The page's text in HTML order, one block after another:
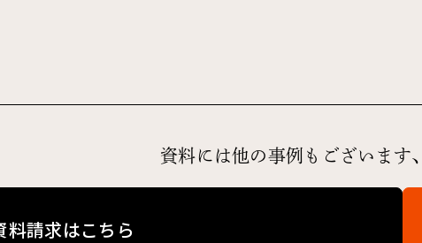
資料には他の事例もございます、
料請求はこちら